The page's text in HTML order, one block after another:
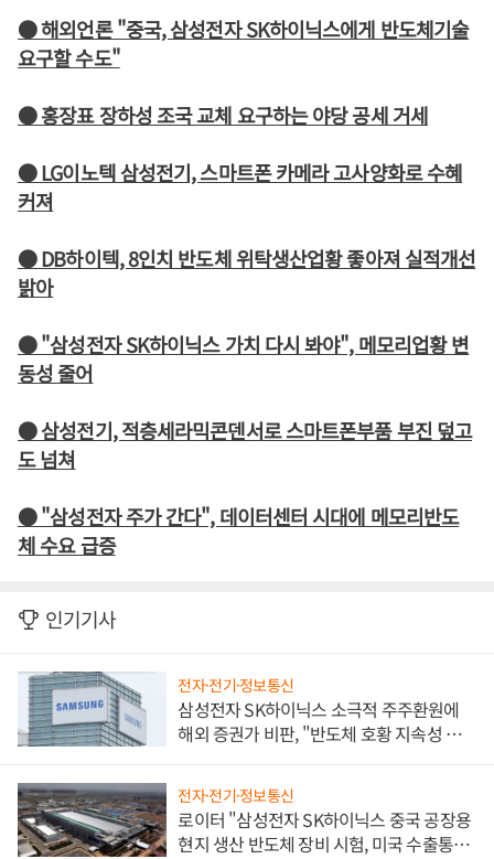
● 해외언론 "중국, 삼성전자 SK하이닉스에게 반도체기술
요구할 수도"
● 홍장표 장하성 조국 교체 요구하는 야당 공세 거세
● LG이노텍 삼성전기, 스마트폰 카메라 고사양화로 수혜
커져
● DB하이텍, 8인치 반도체 위탁생산업황 좋아져 실적개선
밝아
● "삼성전자 SK하이닉스 가치 다시 봐야", 메모리업황 변
동성 줄어
● 삼성전기, 적층세라믹콘덴서로 스마트폰부품 부진 덮고
도 넘쳐
● "삼성전자 주가 간다", 데이터센터 시대에 메모리반도
체 수요 급증
인기기사
전자·전기·정보통신
삼성전자 SK하이닉스 소극적 주주환원에
해외 증권가 비판, "반도체 호황 지속성 의
전자·전기·정보통신
로이터 "삼성전자 SK하이닉스 중국 공장용
현지 생산 반도체 장비 시험, 미국 수출통제